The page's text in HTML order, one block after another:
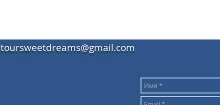
toursweetdreams@gmail.com